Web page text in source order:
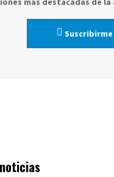
Suscribirme